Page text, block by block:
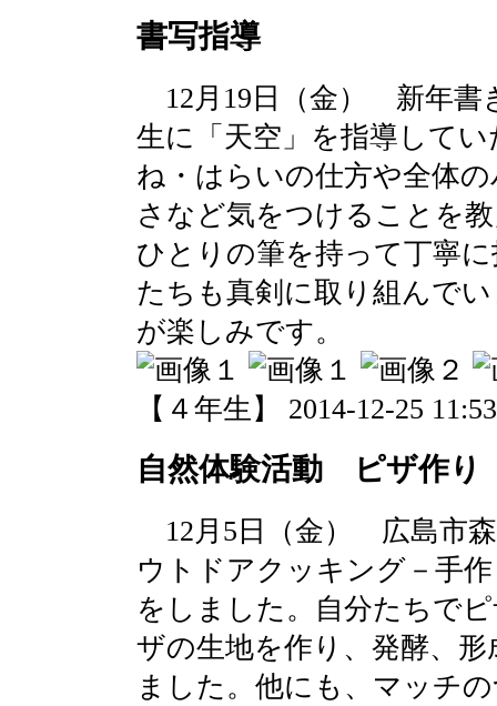
書写指導
12月19日（金） 新年書
生に「天空」を指導して
ね・はらいの仕方や全体
さなど気をつけることを
ひとりの筆を持って丁寧
たちも真剣に取り組んで
が楽しみです。
【４年生】 2014-12-25
自然体験活動 ピザ作り
12月5日（金） 広島市
ウトドアクッキング－手
をしました。自分たちで
ザの生地を作り、発酵、
ました。他にも、マッチ